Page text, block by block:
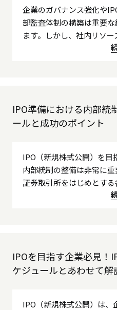
企業のガバナンス強化や
部監査体制の構築は重要
ます。しかし、社内リソ
IPO準備における内部統
ールと成功のポイント
IPO（新規株式公開）を目
内部統制の整備は非常に
証券取引所をはじめとす
IPOを目指す企業必見！
ケジュールとあわせて解
IPO（新規株式公開）は、